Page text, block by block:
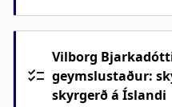
sambandi fólks við
Reykjavíkur með
skynjunar,
og skilyrða
Lykt er hugtak sem
algilt en þegar
bundið tíma og
nátengd
Vilborg
geymslustaður:
skyrgerð á Íslandi